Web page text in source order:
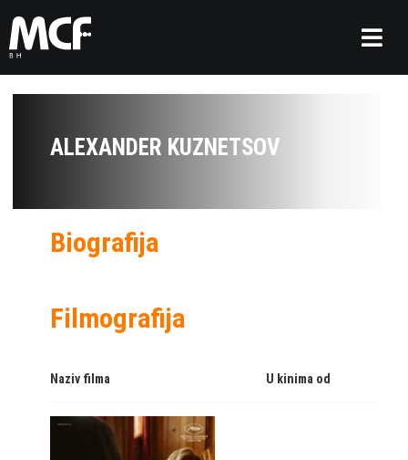
ALEXANDER KUZNETSOV
Biografija
Filmografija
Naziv filma U kinima od